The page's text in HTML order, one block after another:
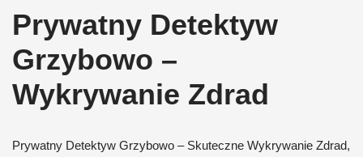
Prywatny Detektyw
Grzybowo –
Wykrywanie Zdrad
Prywatny Detektyw Grzybowo – Skuteczne Wykrywanie Zdrad,